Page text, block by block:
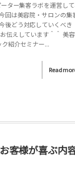
ター集客ラボを運営し
回は美容院・サロンの集
後どう対応していくべき
伝えしています＾＾ 美
紹介セミナー...
Read
客様が喜ぶ内